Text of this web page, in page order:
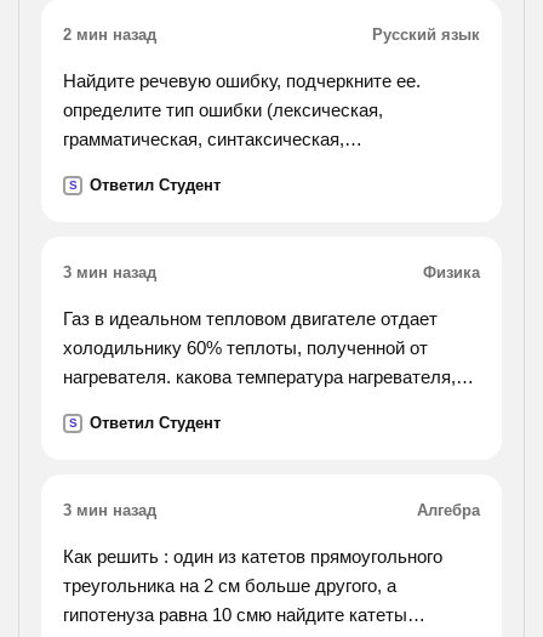
2 мин назад Русский язык
Найдите речевую ошибку, подчеркните ее.
определите тип ошибки (лексическая,
грамматическая, синтаксическая,
вариант предложения. 1)полезная емкость
проблемах. 3)нога провалилась в снег почти до
колена. их трудно было вытаскивать. 4)за
последний год спортсмены достигнули больших
успехов. 5)он ругает нелепые порядки,
хирургическом отделении. 6)на конференции
7)основание гортани образует перстневидный
хрящ, напоминающий перстень с печаткой.
премиями удостоены более 100 человек. 9)мы
S Ответил Студент
3 мин назад Физика
Газ в идеальном тепловом двигателе отдает
холодильнику 60% теплоты, полученной от
нагревателя. какова температура нагревателя,
S Ответил Студент
3 мин назад Алгебра
Как решить : один из катетов прямоугольного
треугольника на 2 см больше другого, а
гипотенуза равна 10 смю найдите катеты